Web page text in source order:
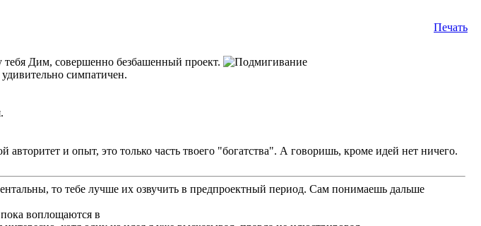
Печать
тебя Дим, совершенно безбашенный проект.
симпатичен.
и опыт, это только часть твоего "богатства". А говоришь, кроме идей нет ничего.
то тебе лучше их озвучить в предпроектный период. Сам понимаешь дальше
воплощаются в